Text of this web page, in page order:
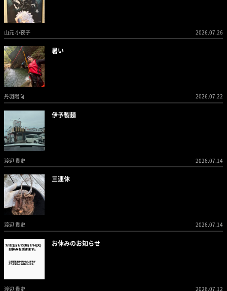
山元 小夜子 2026.07.26
暑い
丹羽陽向 2026.07.22
伊予製麺
渡辺 貴史 2026.07.14
三連休
渡辺 貴史 2026.07.14
お休みのお知らせ
渡辺 貴史 2026.07.12